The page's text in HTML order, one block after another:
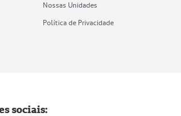
Nossas Unidades
Política de Privacidade
sociais: